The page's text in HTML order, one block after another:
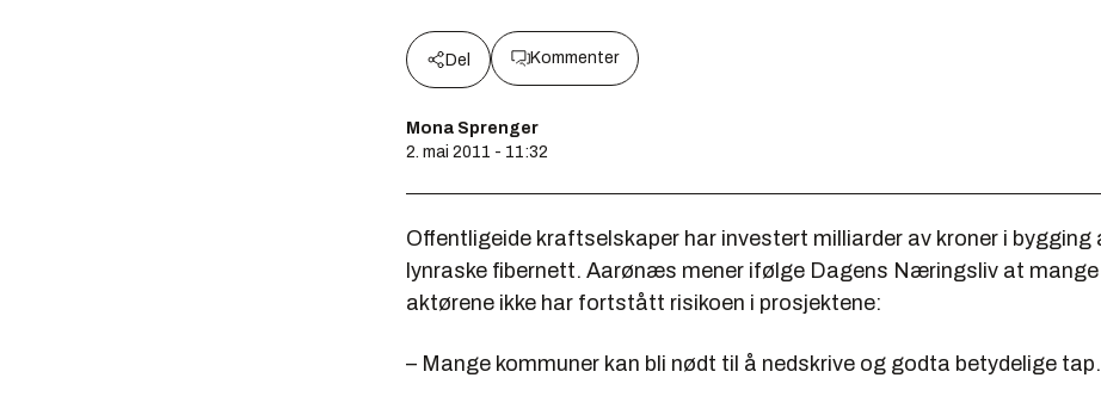
Del Kommenter
Mona Sprenger
2. mai 2011 - 11:32
Offentligeide kraftselskaper har investert milliarder av kroner i bygging
lynraske fibernett. Aarønæs mener ifølge Dagens Næringsliv at
aktørene ikke har fortstått risikoen i prosjektene:
– Mange kommuner kan bli nødt til å nedskrive og godta betydelige tap.